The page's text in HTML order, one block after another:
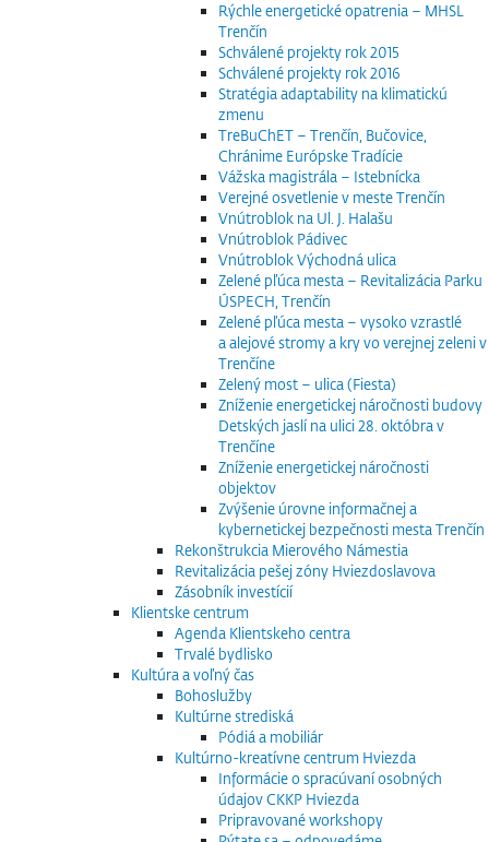
Rýchle energetické opatrenia – MHSL
Trenčín
Schválené projekty rok 2015
Schválené projekty rok 2016
Stratégia adaptability na klimatickú
zmenu
TreBuChET – Trenčín, Bučovice,
Chránime Európske Tradície
Vážska magistrála – Istebnícka
Verejné osvetlenie v meste Trenčín
Vnútroblok na Ul. J. Halašu
Vnútroblok Pádivec
Vnútroblok Východná ulica
Zelené pľúca mesta – Revitalizácia Parku
ÚSPECH, Trenčín
Zelené pľúca mesta – vysoko vzrastlé
a alejové stromy a kry vo verejnej zeleni v
Trenčíne
Zelený most – ulica (Fiesta)
Zníženie energetickej náročnosti budovy
Detských jaslí na ulici 28. októbra v
Trenčíne
Zníženie energetickej náročnosti
objektov
Zvýšenie úrovne informačnej a
kybernetickej bezpečnosti mesta Trenčín
Rekonštrukcia Mierového Námestia
Revitalizácia pešej zóny Hviezdoslavova
Zásobník investícií
Klientske centrum
Agenda Klientskeho centra
Trvalé bydlisko
Kultúra a voľný čas
Bohoslužby
Kultúrne strediská
Pódiá a mobiliár
Kultúrno-kreatívne centrum Hviezda
Informácie o spracúvaní osobných
údajov CKKP Hviezda
Pripravované workshopy